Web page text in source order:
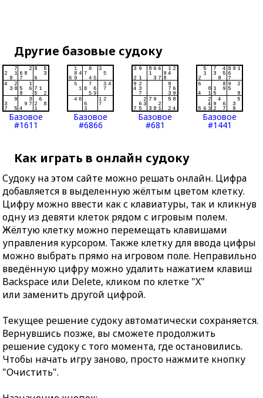
Другие базовые судоку
Базовое
#1611
Базовое
#6866
Базовое
#681
Базовое
#1441
Как играть в онлайн судоку
Судоку на этом сайте можно решать онлайн. Цифра
добавляется в выделенную жёлтым цветом клетку.
Цифру можно ввести как с клавиатуры, так и кликнув
одну из девяти клеток рядом с игровым полем.
Жёлтую клетку можно перемещать клавишами
управления курсором. Также клетку для ввода цифры
можно выбрать прямо на игровом поле. Неправильно
введённую цифру можно удалить нажатием клавиш
Backspace или Delete, кликом по клетке "X"
или заменить другой цифрой.
Текущее решение судоку автоматически сохраняется.
Вернувшись позже, вы сможете продолжить
решение судоку с того момента, где остановились.
Чтобы начать игру заново, просто нажмите кнопку
"Очистить".